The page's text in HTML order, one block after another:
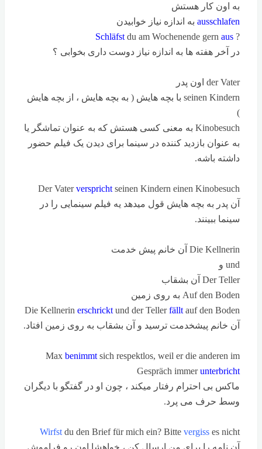
به اون کار هستش
ausschlafen به اندازه نیاز خوابیدن
?
Schläfst du am Wochenende gern aus
در آخر هفته ها به اندازه نیاز دوست داری بخوابی ؟
der Vater اون پدر
seinen Kindern با بچه هایش ( به بچه هایش ، از بچه هایش
)
Kinobesuch به معنی کسی هستش که به عنوان تماشگر یا
به عنوان بازدید کننده در سینما برای دیدن یک فیلم حضور
داشته باشه.
Der Vaterverspricht seinen Kindern einen Kinobesuch
آن پدر به بچه هایش قول میدهد یه فیلم سینمایی را در
سینما ببینند.
Die Kellnerin آن خانم پیش خدمت
und و
Der Teller آن بشقاب
Auf den Boden به روی زمین
Die Kellnerin erschrickt und der Tellerfällt auf den Boden
آن خانم پیشخدمت ترسید و آن بشقاب به روی زمین افتاد.
Max benimmt sich respektlos, weil er die anderen im
Gespräch immerunterbricht
ماکس بی احترام رفتار میکند ، چون او در گفتگو با دیگران
وسط حرف می پرد.
Wirfst du den Brief für mich ein? Bitte vergiss es nicht
آن نامه را برای من ارسال کن ، خواهشا اون رو فراموش